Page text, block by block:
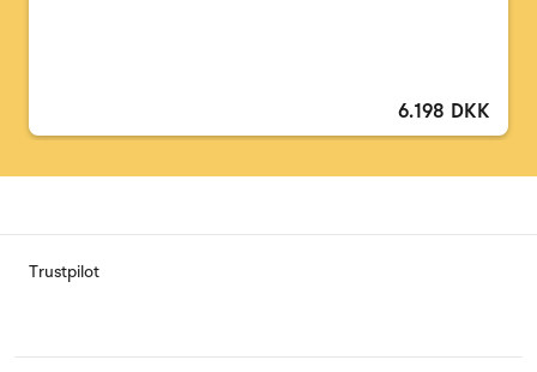
6.198 DKK
Trustpilot